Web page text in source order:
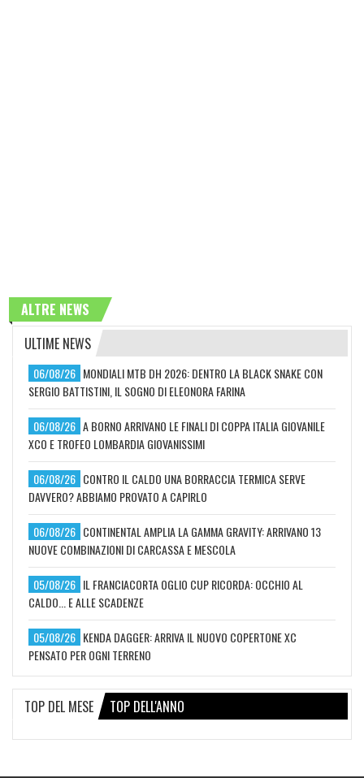
ALTRE NEWS
ULTIME NEWS
06/08/26 MONDIALI MTB DH 2026: DENTRO LA BLACK SNAKE CON
SERGIO BATTISTINI, IL SOGNO DI ELEONORA FARINA
06/08/26 A BORNO ARRIVANO LE FINALI DI COPPA ITALIA GIOVANILE
XCO E TROFEO LOMBARDIA GIOVANISSIMI
06/08/26 CONTRO IL CALDO UNA BORRACCIA TERMICA SERVE
DAVVERO? ABBIAMO PROVATO A CAPIRLO
06/08/26 CONTINENTAL AMPLIA LA GAMMA GRAVITY: ARRIVANO 13
NUOVE COMBINAZIONI DI CARCASSA E MESCOLA
05/08/26 IL FRANCIACORTA OGLIO CUP RICORDA: OCCHIO AL
CALDO... E ALLE SCADENZE
05/08/26 KENDA DAGGER: ARRIVA IL NUOVO COPERTONE XC
PENSATO PER OGNI TERRENO
TOP DEL MESE TOP DELL'ANNO